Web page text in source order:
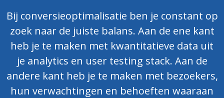
Bij conversieoptimalisatie ben je constant op
zoek naar de juiste balans. Aan de ene kant
heb je te maken met kwantitatieve data uit
je analytics en user testing stack. Aan de
andere kant heb je te maken met bezoekers,
hun verwachtingen en behoeften waaraan